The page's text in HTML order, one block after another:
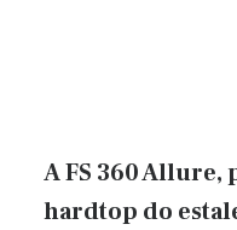
A FS 360
hardtop do